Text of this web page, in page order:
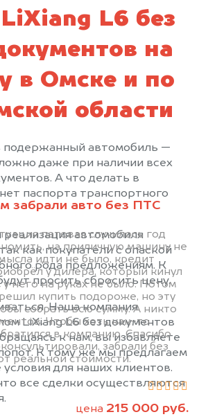
забрали авто без ПТС
патовая случилось год
на приличную машину не
идти не было, кредит
у дилера, который кинул
него на руках не было. Потом
купить подороже, но эту
собрать всю сумму. А никто
Чтобы хоть как-то
в компанию. Спасибо
забрали без
реальной стоимости.
цена 215 000 руб.
L6 без
на
в Омске и по
области
подержанный автомобиль —
даже при наличии всех
А что делать в
паспорта транспортного
автомобиля
как покупатели с опаской
рода предложениям. К
просить сбросить цену.
Наша компания
LiXiang L6 без документов
к нам, вы избавляете
К тому же мы предлагаем
для наших клиентов.
все сделки осуществляются